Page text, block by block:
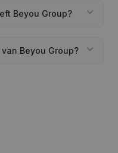
Beyou Group?
Beyou Group?